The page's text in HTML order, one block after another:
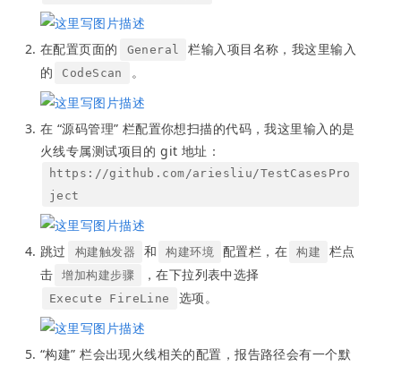
在配置页面的 General
栏输入项目名称，我这里输入
的
CodeScan 。
在 “源码管理” 栏配置你想扫描的代码，我这里输入的是
火线专属测试项目的 git 地址：
https://github.com/ariesliu/TestCasesPro
ject
跳过 构建触发器 和 构建环境 配置栏，在 构建
栏点
击
增加构建步骤 ，在下拉列表中选择
Execute FireLine 选项。
“构建” 栏会出现火线相关的配置，报告路径会有一个默